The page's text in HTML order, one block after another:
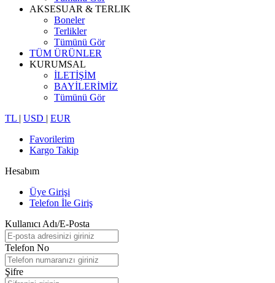
AKSESUAR & TERLIK
Boneler
Terlikler
Tümünü Gör
TÜM ÜRÜNLER
KURUMSAL
İLETİŞİM
BAYİLERİMİZ
Tümünü Gör
TL | USD | EUR
Favorilerim
Kargo Takip
Hesabım
Üye Girişi
Telefon İle Giriş
Kullanıcı Adı/E-Posta
Telefon No
Şifre